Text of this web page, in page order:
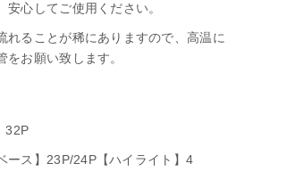
心してご使用ください。
れることが稀にありますので、高温に
お願い致します。
32P
ース】23P/24P【ハイライト】4